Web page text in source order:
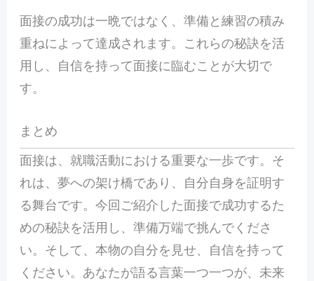
面接の成功は一晩ではなく、準備と練習の積み
重ねによって達成されます。これらの秘訣を活
用し、自信を持って面接に臨むことが大切で
す。
まとめ
面接は、就職活動における重要な一歩です。そ
れは、夢への架け橋であり、自分自身を証明す
る舞台です。今回ご紹介した面接で成功するた
めの秘訣を活用し、準備万端で挑んでくださ
い。そして、本物の自分を見せ、自信を持って
ください。あなたが語る言葉一つ一つが、未来